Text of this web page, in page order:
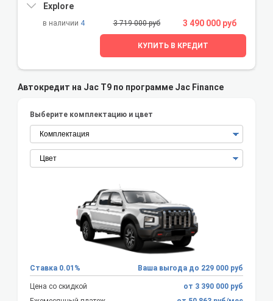
Explore
4 3 719 000 руб 3 490 000 руб
КУПИТЬ В КРЕДИТ
Автокредит на Jac T9 по программе Jac Finance
Выберите комплектацию и цвет
Ставка 0.01% Ваша выгода до 229 000 руб
Цена со скидкой
от 3 390 000 руб